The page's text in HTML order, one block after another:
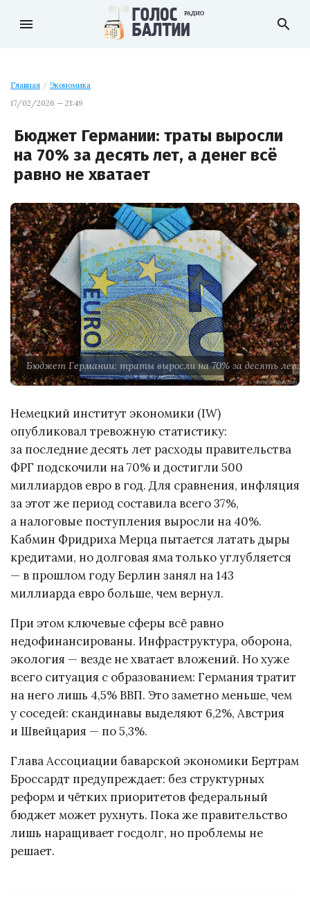
menu search
Главная / Экономика
17/02/2026 — 21:49
Бюджет Германии: траты выросли
на 70% за десять лет, а денег всё
равно не хватает
Бюджет Германии: траты выросли на 70% за десять лет, а
Немецкий институт экономики (IW)
опубликовал тревожную статистику:
за последние десять лет расходы правительства
ФРГ подскочили на 70% и достигли 500
миллиардов евро в год. Для сравнения, инфляция
за этот же период составила всего 37%,
а налоговые поступления выросли на 40%.
Кабмин Фридриха Мерца пытается латать дыры
кредитами, но долговая яма только углубляется
— в прошлом году Берлин занял на 143
миллиарда евро больше, чем вернул.
При этом ключевые сферы всё равно
недофинансированы. Инфраструктура, оборона,
экология — везде не хватает вложений. Но хуже
всего ситуация с образованием: Германия тратит
на него лишь 4,5% ВВП. Это заметно меньше, чем
у соседей: скандинавы выделяют 6,2%, Австрия
и Швейцария — по 5,3%.
Глава Ассоциации баварской экономики Бертрам
Броссардт предупреждает: без структурных
реформ и чётких приоритетов федеральный
бюджет может рухнуть. Пока же правительство
лишь наращивает госдолг, но проблемы не
решает.